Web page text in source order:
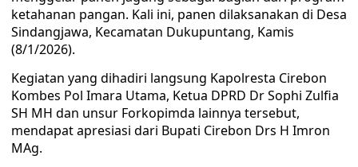
ketahanan pangan. Kali ini, panen dilaksanakan di Desa
Sindangjawa, Kecamatan Dukupuntang, Kamis
(8/1/2026).
Kegiatan yang dihadiri langsung Kapolresta Cirebon
Kombes Pol Imara Utama, Ketua DPRD Dr Sophi Zulfia
SH MH dan unsur Forkopimda lainnya tersebut,
mendapat apresiasi dari Bupati Cirebon Drs H Imron
MAg.